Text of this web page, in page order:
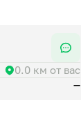
0.0 км от вас
—